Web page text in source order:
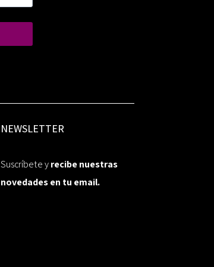
NEWSLETTER
Suscríbete yrecibe nuestras
novedades en tu email.